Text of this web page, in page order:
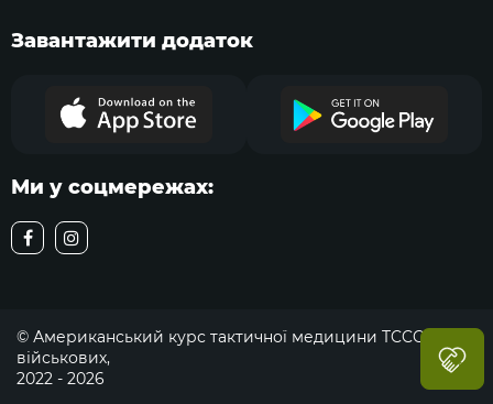
Завантажити додаток
Ми у соцмережах:
© Американський курс тактичної медицини TCCC для
військових,
2022 - 2026